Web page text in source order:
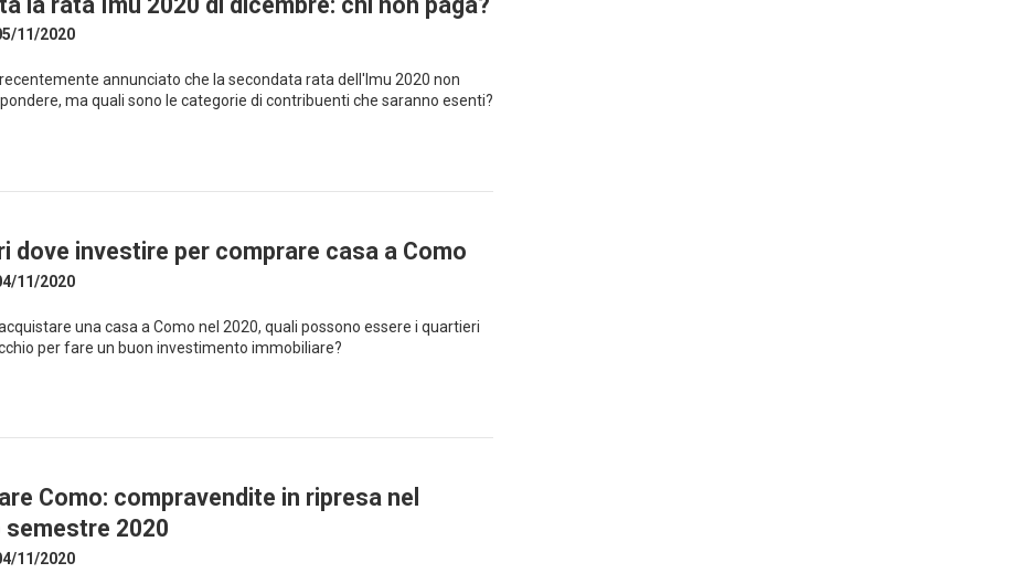
11/2020
recentemente annunciato che la secondata rata dell'Imu 2020 non
ma quali sono le categorie di contribuenti che saranno esenti?
dove investire per comprare casa a Como
11/2020
una casa a Como nel 2020, quali possono essere i quartieri
per fare un buon investimento immobiliare?
Como: compravendite in ripresa nel
2020
11/2020